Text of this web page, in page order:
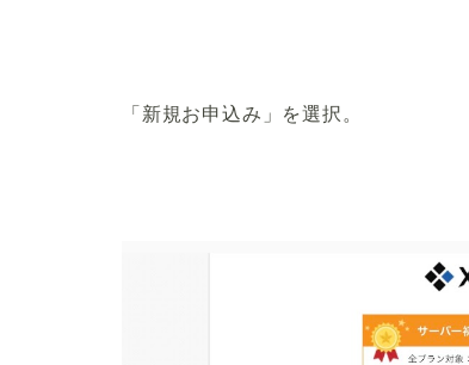
「新規お申込み」を選択。